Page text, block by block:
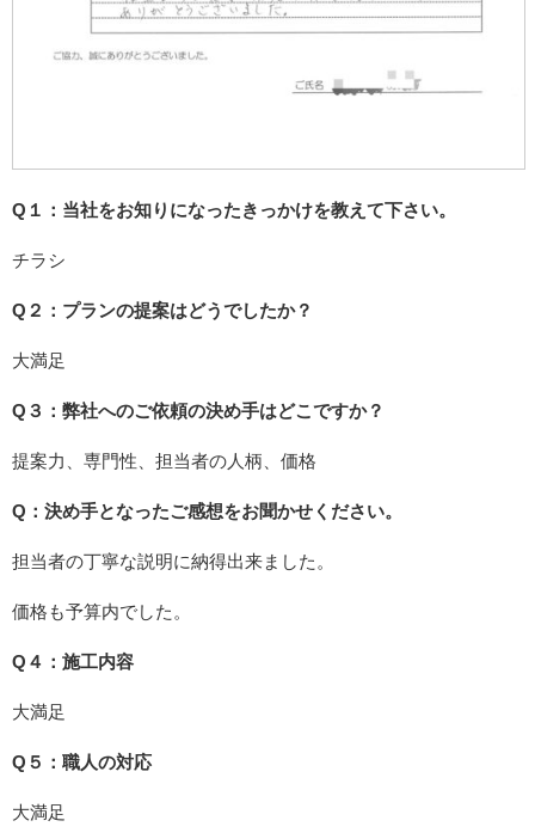
Q１：当社をお知りになったきっかけを教えて下さい。
チラシ
Q２：プランの提案はどうでしたか？
大満足
Q３：弊社へのご依頼の決め手はどこですか？
提案力、専門性、担当者の人柄、価格
Q：決め手となったご感想をお聞かせください。
担当者の丁寧な説明に納得出来ました。
価格も予算内でした。
Q４：施工内容
大満足
Q５：職人の対応
大満足